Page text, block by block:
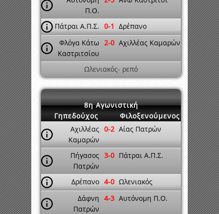
Π.Ο.
Πάτραι Α.Π.Σ. 0-1 Δρέπανο
Φλόγα Κάτω
Καστριτσίου
2-0 Αχιλλέας Καμαρών
Ωλενιακός- ρεπό
8η Αγωνιστική
Γηπεδούχος
Φιλοξενούμενος
Αχιλλέας
Καμαρών
0-2 Αίας Πατρών
Πήγασος
Πατρών
3-0 Πάτραι Α.Π.Σ.
Δρέπανο 4-0 Ωλενιακός
Δάφνη
Πατρών
4-3 Αυτόνομη Π.Ο.